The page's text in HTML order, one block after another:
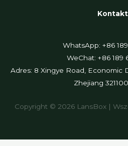
Kontakt
WhatsApp: +86
WeChat: +86 189
Adres: 8 Xingye Road, Economic
Zhejiang
Copyright © 2026 LansBox |